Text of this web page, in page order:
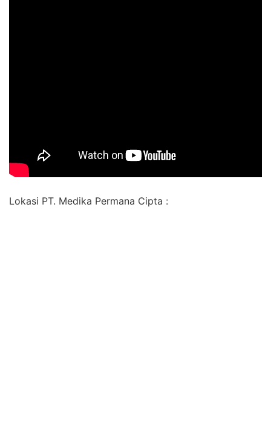
Lokasi PT. Medika Permana Cipta :